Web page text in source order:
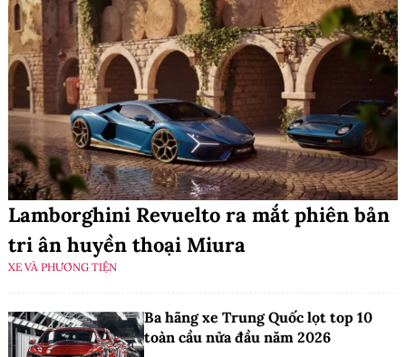
Lamborghini Revuelto ra mắt phiên bản
tri ân huyền thoại Miura
XE VÀ PHƯƠNG TIỆN
Ba hãng xe Trung Quốc lọt top 10
toàn cầu nửa đầu năm 2026